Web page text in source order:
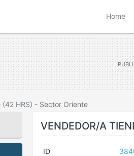
Home
HRS) - Sector Oriente
VENDEDOR/A
ID